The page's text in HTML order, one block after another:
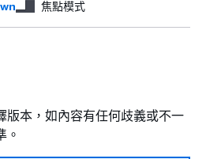
焦點模式
版本，如內容有任何歧義或不一
。